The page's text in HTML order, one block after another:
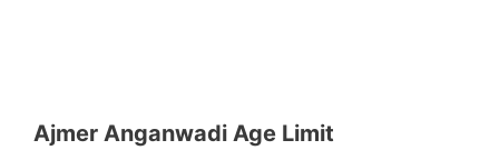
Ajmer Anganwadi Age Limit